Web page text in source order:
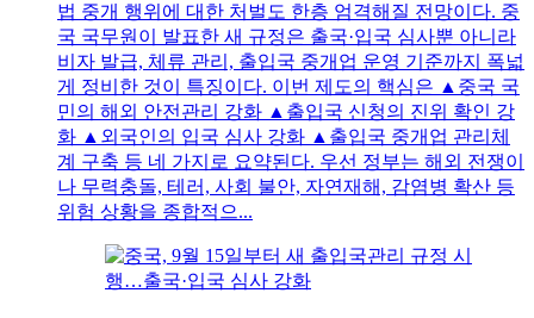
법 중개 행위에 대한 처벌도 한층 엄격해질 전망이다. 중
국 국무원이 발표한 새 규정은 출국·입국 심사뿐 아니라
비자 발급, 체류 관리, 출입국 중개업 운영 기준까지 폭넓
게 정비한 것이 특징이다. 이번 제도의 핵심은 ▲중국 국
민의 해외 안전관리 강화 ▲출입국 신청의 진위 확인 강
화 ▲외국인의 입국 심사 강화 ▲출입국 중개업 관리체
계 구축 등 네 가지로 요약된다. 우선 정부는 해외 전쟁이
나 무력충돌, 테러, 사회 불안, 자연재해, 감염병 확산 등
위험 상황을 종합적으...